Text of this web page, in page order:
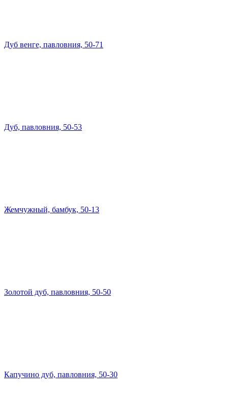
Дуб венге, павловния, 50-71
Дуб, павловния, 50-53
Жемчужный, бамбук, 50-13
Золотой дуб, павловния, 50-50
Капучино дуб, павловния, 50-30